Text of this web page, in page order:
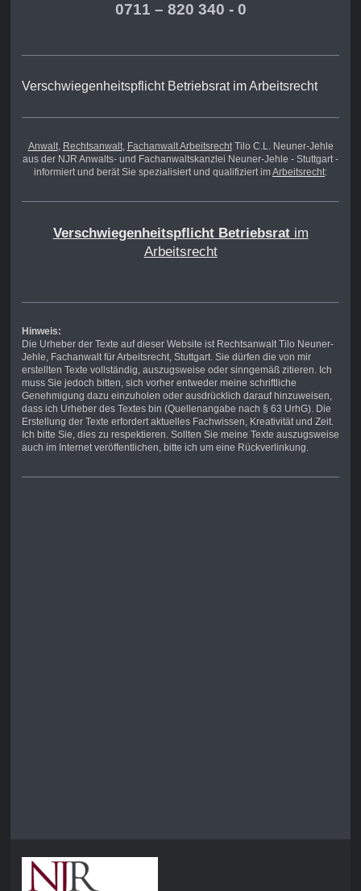
0711 – 820 340 - 0
Verschwiegenheitspflicht Betriebsrat im Arbeitsrecht
Anwalt, Rechtsanwalt, Fachanwalt ArbeitsrechtTilo C.L. Neuner-Jehle
aus der NJR Anwalts- und Fachanwaltskanzlei Neuner-Jehle - Stuttgart -
informiert und berät Sie spezialisiert und qualifiziert imArbeitsrecht:
Verschwiegenheitspflicht Betriebsratim
Arbeitsrecht
Hinweis:
Die Urheber der Texte auf dieser Website ist Rechtsanwalt Tilo Neuner-
Jehle, Fachanwalt für Arbeitsrecht, Stuttgart. Sie dürfen die von mir
erstellten Texte vollständig, auszugsweise oder sinngemäß zitieren. Ich
muss Sie jedoch bitten, sich vorher entweder meine schriftliche
Genehmigung dazu einzuholen oder ausdrücklich darauf hinzuweisen,
dass ich Urheber des Textes bin (Quellenangabe nach § 63 UrhG). Die
Erstellung der Texte erfordert aktuelles Fachwissen, Kreativität und Zeit.
Ich bitte Sie, dies zu respektieren. Sollten Sie meine Texte auszugsweise
auch im Internet veröffentlichen, bitte ich um eine Rückverlinkung.